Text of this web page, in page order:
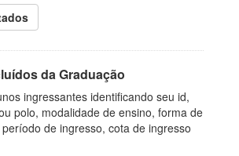
da Graduação
ingressantes identificando seu id,
polo, modalidade de ensino, forma de
de ingresso, cota de ingresso